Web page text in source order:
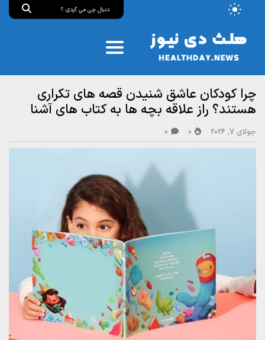
چرا کودکان عاشق شنیدن قصه های تکراری
هستند؟ راز علاقه بچه ها به کتاب های آشنا
جولای 7, 2026 0
0